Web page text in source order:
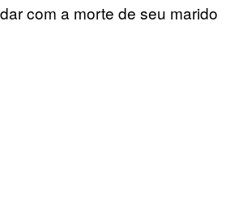
com a morte de seu marido